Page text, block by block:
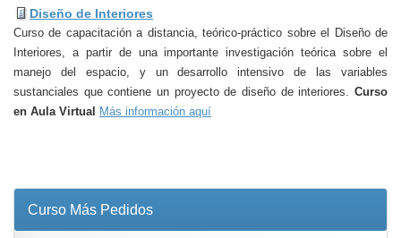
Diseño de Interiores
Curso de capacitación a distancia, teórico-práctico sobre el Diseño de
Interiores, a partir de una importante investigación teórica sobre el
manejo del espacio, y un desarrollo intensivo de las variables
sustanciales que contiene un proyecto de diseño de interiores. Curso
en Aula Virtual Más información aquí
Curso Más Pedidos